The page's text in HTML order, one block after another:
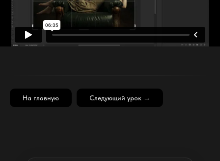
На главную Следующий урок →